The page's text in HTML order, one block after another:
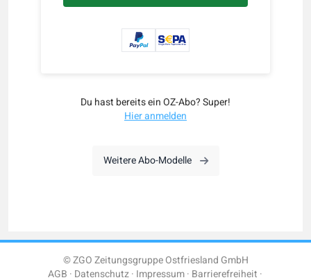
Du hast bereits ein OZ-Abo? Super!
Hier anmelden
Weitere Abo-Modelle
© ZGO Zeitungsgruppe Ostfriesland GmbH
AGB Datenschutz Impressum Barrierefreiheit